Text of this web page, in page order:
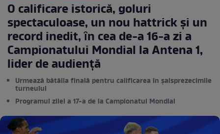
O calificare istorică, goluri
spectaculoase, un nou hattrick și un
record inedit, ȋn cea de-a 16-a zi a
Campionatului Mondial la Antena 1,
lider de audienţă
Urmează bătălia finală pentru calificarea în şaisprezecimile
turneului
Programul zilei a 17-a de la Campionatul Mondial